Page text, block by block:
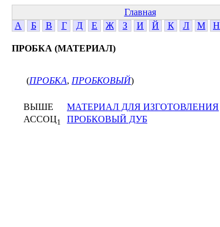
Главная
А
Б В Г Д Е Ж З И Й К Л М Н
ПРОБКА (МАТЕРИАЛ)
(ПРОБКА, ПРОБКОВЫЙ)
ВЫШЕ
МАТЕРИАЛ ДЛЯ ИЗГОТОВЛЕНИЯ
АССОЦ1 ПРОБКОВЫЙ ДУБ